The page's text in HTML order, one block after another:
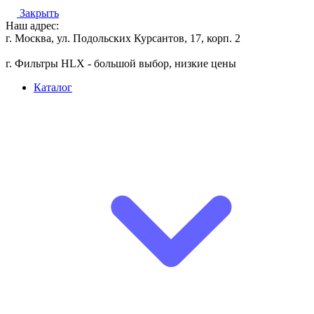
Закрыть
Наш адрес:
г. Москва, ул. Подольских Курсантов, 17, корп. 2
г. Фильтры HLX - большой выбор, низкие цены
Каталог